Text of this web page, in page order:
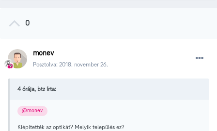
0
monev
Posztolva: 2018. november 26.
4 órája, btz írta:
@monev
Kiépítették az optikát? Melyik település ez?